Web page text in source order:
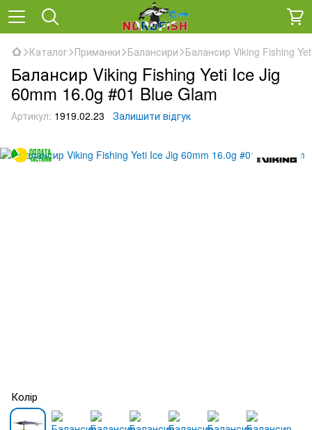
Каталог Приманки Балансири Балансир Viking Fishing
Балансир Viking Fishing Yeti Ice Jig
60mm 16.0g #01 Blue Glam
Артикул: 1919.02.23 Залишити відгук
Колір